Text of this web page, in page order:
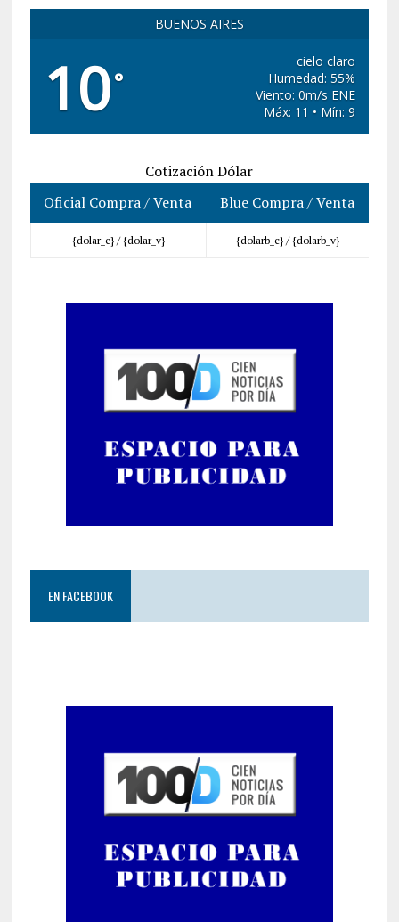
BUENOS AIRES
10°
cielo claro
Humedad: 55%
Viento: 0m/s ENE
Máx: 11 • Mín: 9
Cotización Dólar
Oficial Compra / Venta
Blue Compra / Venta
{dolar_c} / {dolar_v} {dolarb_c} / {dolarb_v}
EN FACEBOOK